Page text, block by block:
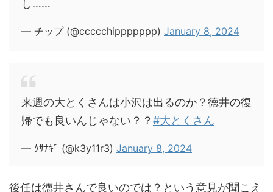
し……
— チップ (@ccccchippppppp) January 8, 2024
来週の大とくさんは小沢は出るのか？徳井の復
帰でも良いんじゃない？？ #大とくさん
— ｸｻﾅｷﾞ (@k3y11r3) January 8, 2024
後任は徳井さんで良いのでは？という意見が聞こえ